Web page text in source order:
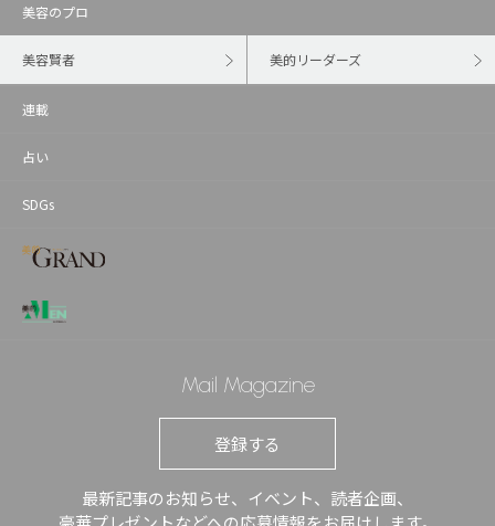
美容のプロ
美容賢者 美的リーダーズ
連載
占い
SDGs
Mail Magazine
登録する
最新記事のお知らせ、イベント、読者企画、